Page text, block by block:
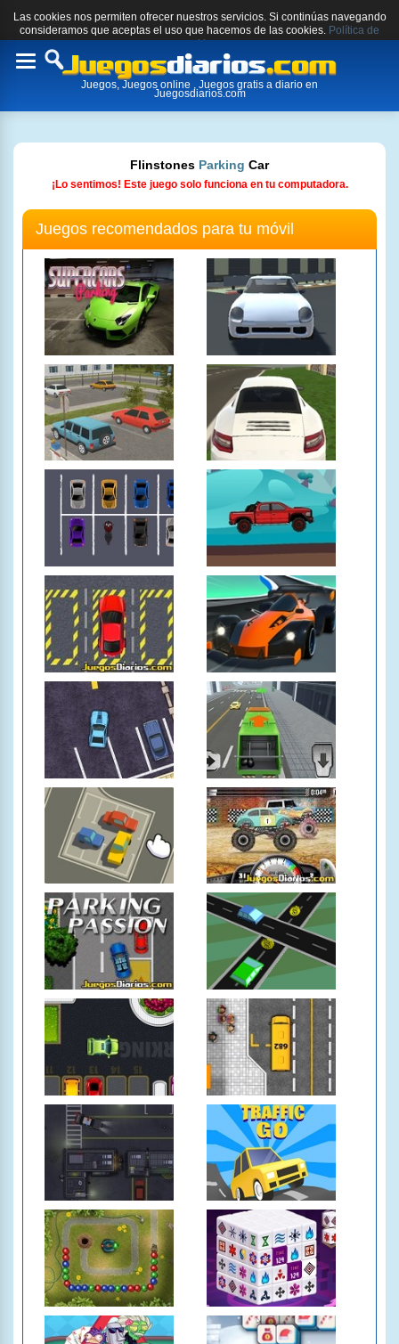
Las cookies nos permiten ofrecer nuestros servicios. Si continúas navegando
consideramos que aceptas el uso que hacemos de las cookies. Política de
cookies.
Toggle
Juegos, Juegos online , Juegos gratis a diario en
Juegosdiarios.com
Flinstones Parking Car
¡Lo sentimos! Este juego solo funciona en tu computadora.
Juegos recomendados para tu móvil